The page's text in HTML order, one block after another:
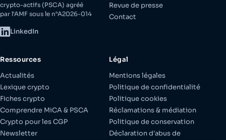
crypto-actifs (PSCA) agréé
par l'AMF sous le n°A2026-014
LinkedIn
Revue de presse
Contact
Ressources
Actualités
Lexique crypto
Fiches crypto
Comprendre MiCA & PSCA
Crypto pour les CGP
Newsletter
Légal
Mentions légales
Politique de confidentialité
Politique cookies
Réclamations & médiation
Politique de conservation
Déclaration d'abus de